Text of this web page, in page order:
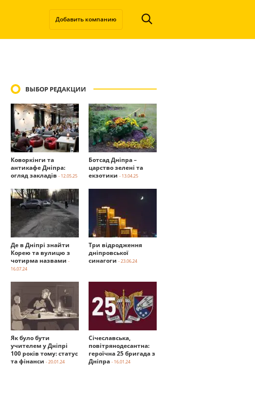
Добавить компанию
ВЫБОР РЕДАКЦИИ
Коворкінги та
антикафе Дніпра:
огляд закладів - 12.05.25
Ботсад Дніпра –
царство зелені та
екзотики - 13.04.25
Де в Дніпрі знайти
Корею та вулицю з
чотирма назвами -
16.07.24
Три відродження
дніпровської
синагоги - 23.06.24
Як було бути
учителем у Дніпрі
100 років тому: статус
та фінанси - 20.01.24
Січеславська,
повітрянодесантна:
героїчна 25 бригада з
Дніпра - 16.01.24